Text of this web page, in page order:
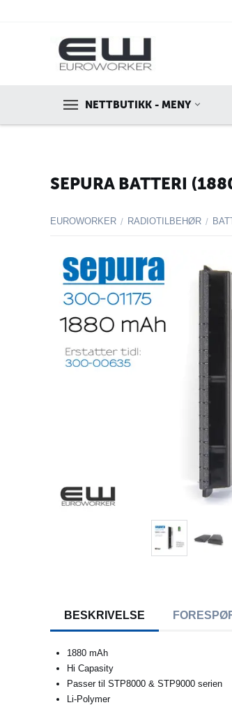
NETTBUTIKK - MENY
SEPURA BATTERI
EUROWORKER / RADIOTILBEHØR /
BESKRIVELSE
1880 mAh
Hi Capasity
Passer til STP8000 & STP9000 serien
Li-Polymer